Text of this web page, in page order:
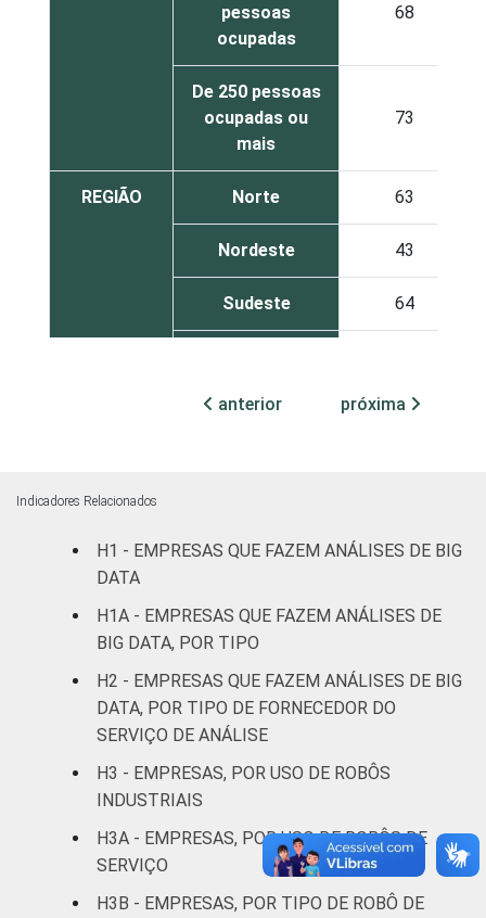
pessoas
ocupadas
68
De 250 pessoas
ocupadas ou
mais
73
REGIÃO Norte 63
Nordeste 43
Sudeste 64
Centro-Oeste 87
Construção 66
reparação de
veículos
automotores e
motocicletas
armazenagem e
Alojamento e
alimentação
anterior próxima
Indicadores Relacionados
H1 - EMPRESAS QUE FAZEM ANÁLISES DE BIG
DATA
H1A - EMPRESAS QUE FAZEM ANÁLISES DE
BIG DATA, POR TIPO
H2 - EMPRESAS QUE FAZEM ANÁLISES DE BIG
DATA, POR TIPO DE FORNECEDOR DO
SERVIÇO DE ANÁLISE
H3 - EMPRESAS, POR USO DE ROBÔS
INDUSTRIAIS
H3A - EMPRESAS, POR USO DE ROBÔS DE
SERVIÇO
H3B - EMPRESAS, POR TIPO DE ROBÔ DE